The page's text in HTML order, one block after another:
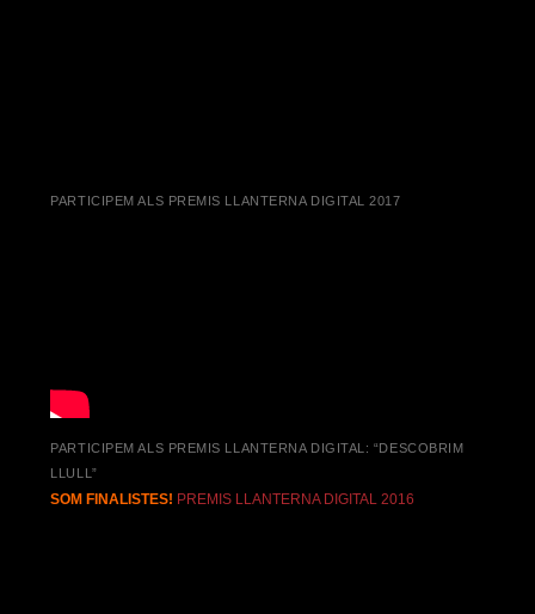
PARTICIPEM ALS PREMIS LLANTERNA DIGITAL 2017
PARTICIPEM ALS PREMIS LLANTERNA DIGITAL: “DESCOBRIM
LLULL”
SOM FINALISTES! PREMIS LLANTERNA DIGITAL 2016